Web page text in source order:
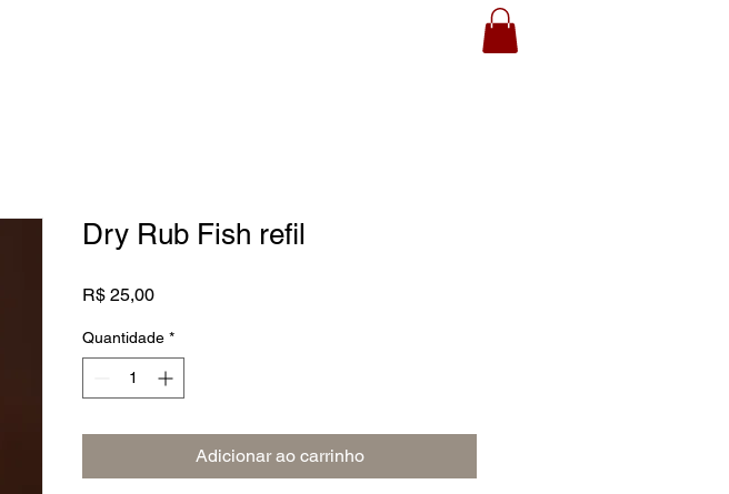
Dry Rub Fish refil
R$ 25,00Preço
Quantidade *
Adicionar ao carrinho